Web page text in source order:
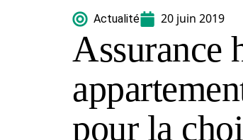
Actualité 20 juin 2019
Assurance
pour la